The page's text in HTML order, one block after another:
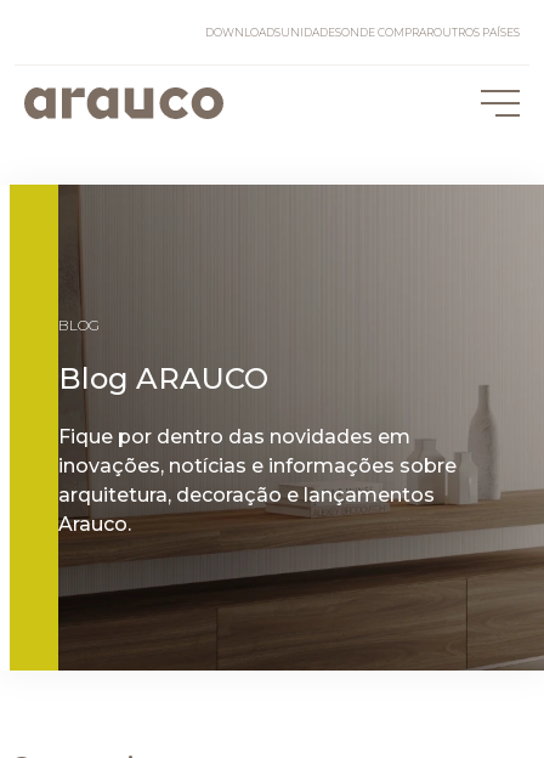
DOWNLOADSUNIDADESONDE COMPRAROUTROS PAÍSES
BLOG
Blog ARAUCO
Fique por dentro das novidades em
inovações, notícias e informações sobre
arquitetura, decoração e lançamentos
Arauco.